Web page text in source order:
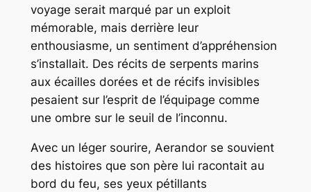
voyage serait marqué par un exploit
mémorable, mais derrière leur
enthousiasme, un sentiment d’appréhension
s’installait. Des récits de serpents marins
aux écailles dorées et de récifs invisibles
pesaient sur l’esprit de l’équipage comme
une ombre sur le seuil de l’inconnu.
Avec un léger sourire, Aerandor se souvient
des histoires que son père lui racontait au
bord du feu, ses yeux pétillants